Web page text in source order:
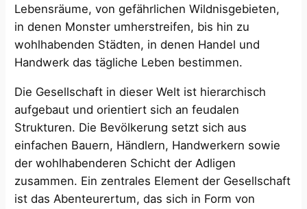
Lebensräume, von gefährlichen Wildnisgebieten,
in denen Monster umherstreifen, bis hin zu
wohlhabenden Städten, in denen Handel und
Handwerk das tägliche Leben bestimmen.
Die Gesellschaft in dieser Welt ist hierarchisch
aufgebaut und orientiert sich an feudalen
Strukturen. Die Bevölkerung setzt sich aus
einfachen Bauern, Händlern, Handwerkern sowie
der wohlhabenderen Schicht der Adligen
zusammen. Ein zentrales Element der Gesellschaft
ist das Abenteurertum, das sich in Form von